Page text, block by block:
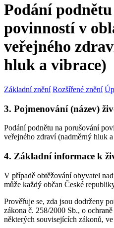
Podání
povinností v
veřejného
hluk a vibrace)
Základní znění Rozšířené znění
3. Pojmenování (název)
Podání podnětu na porušování
veřejného zdraví (nadměrný hluk
4. Základní informace k
V případě obtěžování obyvatel
může každý občan České
Prověřuje se, zda jsou dodrženy
zákona č. 258/2000 Sb., o
některých souvisejících zákonů,